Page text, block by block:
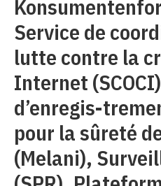
Service de
lutte contre la
Internet
d’enregis-
pour la sûreté
(Melani),